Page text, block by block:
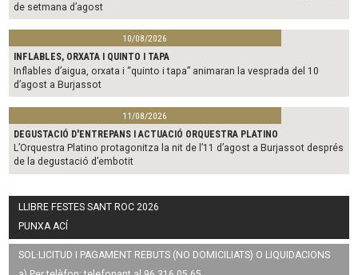
de setmana d’agost
10/08/2026
INFLABLES, ORXATA I QUINTO I TAPA
Inflables d’aigua, orxata i “quinto i tapa” animaran la vesprada del 10
d’agost a Burjassot
11/08/2026
DEGUSTACIÓ D'ENTREPANS I ACTUACIÓ ORQUESTRA PLATINO
L’Orquestra Platino protagonitza la nit de l’11 d’agost a Burjassot després
de la degustació d’embotit
LLIBRE FESTES SANT ROC 2026
PUNXA ACÍ
SOL·LICITUD I PAGAMENT REBUTS (NO DOMICILIATS) O LIQUIDACIONS